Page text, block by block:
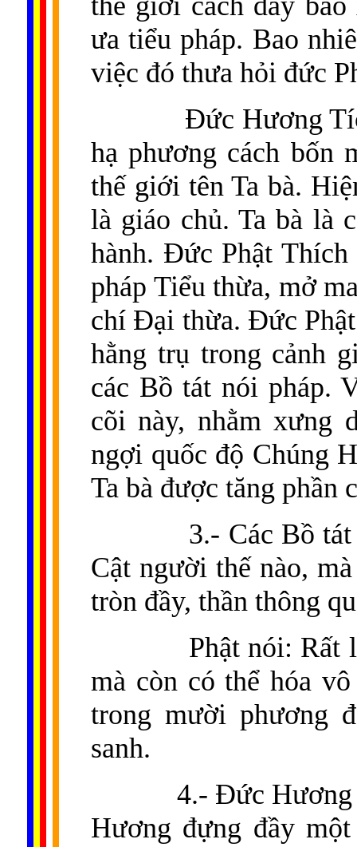
ưa tiểu pháp. Bao
việc đó thưa hỏi đức
Đức Hương
hạ phương cách bốn
thế giới tên Ta bà.
là giáo chủ. Ta bà là
hành. Đức Phật
pháp Tiểu thừa, mở
chí Đại thừa. Đức
hằng trụ trong cảnh
các Bồ tát nói pháp.
cõi này, nhằm xưng
ngợi quốc độ Chúng
Ta bà được tăng phần
3.- Các Bồ
Cật người thế nào,
tròn đầy, thần thông
Phật nói: Rất
mà còn có thể hóa
trong mười phương
sanh.
4.- Đức
Hương đựng đầy